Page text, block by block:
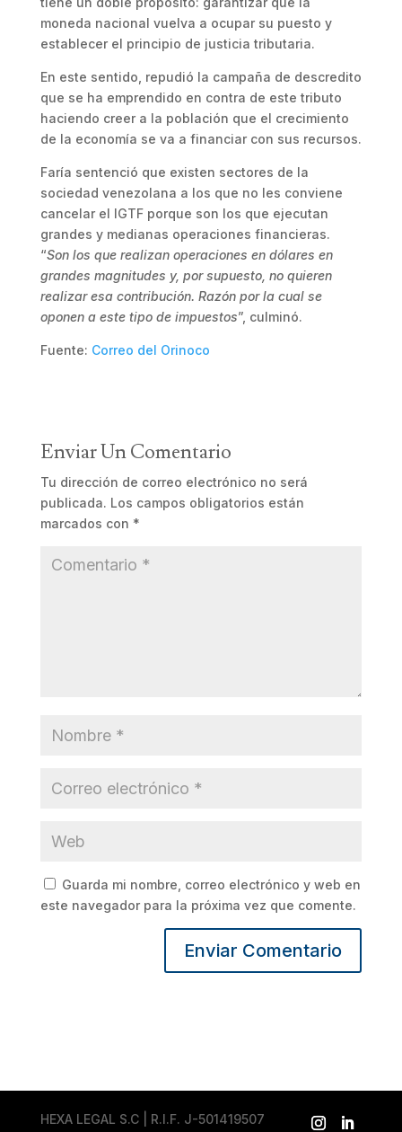
moneda nacional vuelva a ocupar su puesto y
establecer el principio de justicia tributaria.
En este sentido, repudió la campaña de descredito
que se ha emprendido en contra de este tributo
haciendo creer a la población que el crecimiento
de la economía se va a financiar con sus recursos.
Faría sentenció que existen sectores de la
sociedad venezolana a los que no les conviene
cancelar el IGTF porque son los que ejecutan
grandes y medianas operaciones financieras.
“Son los que realizan operaciones en dólares en
grandes magnitudes y, por supuesto, no quieren
realizar esa contribución. Razón por la cual se
oponen a este tipo de impuestos”, culminó.
Fuente: Correo del Orinoco
Enviar Un Comentario
Tu dirección de correo electrónico no será
publicada. Los campos obligatorios están
marcados con *
Guarda mi nombre, correo electrónico y web en
este navegador para la próxima vez que comente.
HEXA LEGAL S.C | R.I.F. J-501419507